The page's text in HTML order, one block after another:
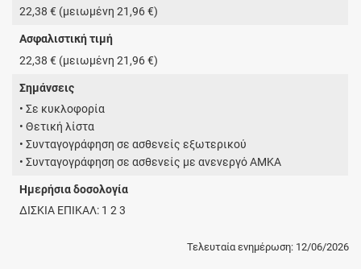
22,38 € (μειωμένη 21,96 €)
Ασφαλιστική τιμή
22,38 € (μειωμένη 21,96 €)
Σημάνσεις
• Σε κυκλοφορία
• Θετική λίστα
• Συνταγογράφηση σε ασθενείς εξωτερικού
• Συνταγογράφηση σε ασθενείς με ανενεργό ΑΜΚΑ
Ημερήσια δοσολογία
ΔΙΣΚΙΑ ΕΠΙΚΑΛ: 1 2 3
Τελευταία ενημέρωση: 12/06/2026